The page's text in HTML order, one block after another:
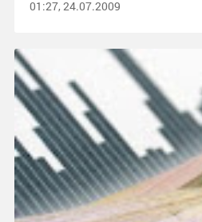
01:27, 24.07.2009